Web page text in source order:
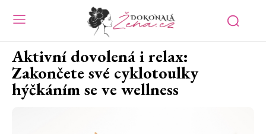
Aktivní dovolená i relax:
Zakončete své cyklotoulky
hýčkáním se ve wellness